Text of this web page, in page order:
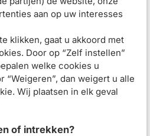
aan op uw interesses
klikken, gaat u akkoord met
Door op “Zelf instellen”
welke cookies u
“Weigeren”, dan weigert u alle
Wij plaatsen in elk geval
of intrekken?
13,95
1
voor de gevoelige huid
voor de